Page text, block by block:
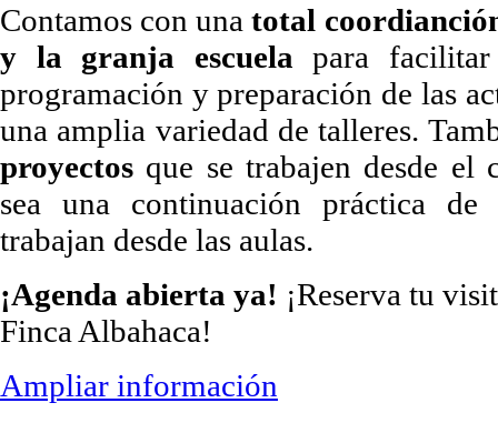
Contamos con una total
y la granja escuela para
programación y preparación de las
una amplia variedad de talleres.
proyectos que se trabajen desde el
sea una continuación práctica
trabajan desde las aulas.
¡Agenda abierta ya! ¡Reserva tu
Finca Albahaca!
Ampliar información